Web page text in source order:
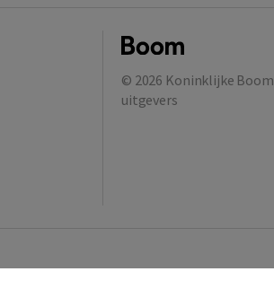
© 2026 Koninklijke Boom
uitgevers